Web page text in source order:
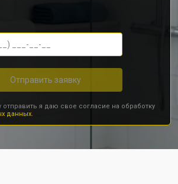
Отправить заявку
отправить я даю свое согласие на обработку
данных.